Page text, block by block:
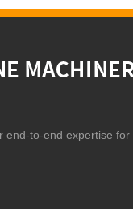
end-to-end expertise